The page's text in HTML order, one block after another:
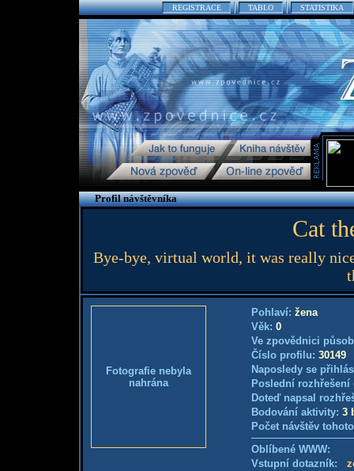
REGISTRACE TABLO STATISTIKA
Profil návštěvníka
Cat
Bye-bye, virtual world, it was really
Fotografie nebyla
nahrána
Pohlaví: žena
Věk: 0
Ve zpovědnici
Číslo profilu: 30149
Naposledy se
Poslední
Doteď napsal
Bodování aktivity: 3
Počet návštěv
Oblíbené WWW:
Vstupní dotazník: